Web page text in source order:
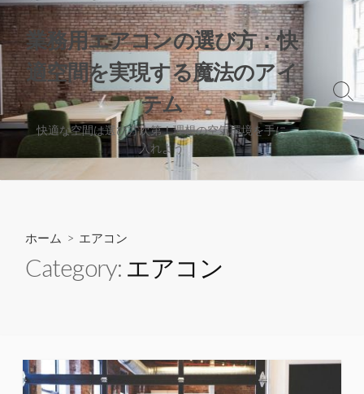
コ
ン
テ
ン
ツ
へ
ス
業務用エアコンの選び方：快
適空間を実現する魔法のアイ
テム
快適な空間は選び方次第！理想の空気環境を手に
入れよう
検
索
り
替
ホーム > エアコン
Category: エアコン